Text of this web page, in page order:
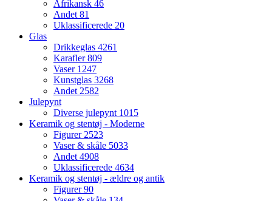
Afrikansk 46
Andet 81
Uklassificerede 20
Glas
Drikkeglas 4261
Karafler809
Vaser 1247
Kunstglas 3268
Andet 2582
Julepynt
Diverse julepynt 1015
Keramik og stentøj - Moderne
Figurer 2523
Vaser & skåle 5033
Andet 4908
Uklassificerede 4634
Keramik og stentøj - ældre og antik
Figurer90